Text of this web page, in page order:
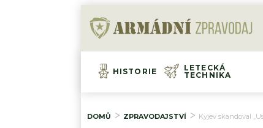
HISTORIE
LETECKÁ
TECHNIKA
DOMŮ ZPRAVODAJSTVÍ Kyjev skandoval